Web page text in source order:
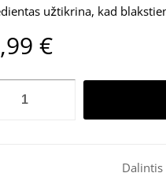
užtikrina, kad
€
Dalintis